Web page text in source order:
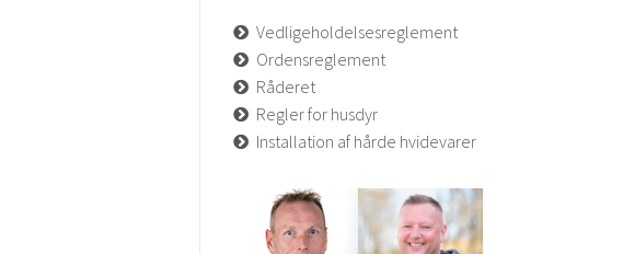
Vedligeholdelsesreglement
Ordensreglement
Råderet
Regler for husdyr
Installation af hårde hvidevarer